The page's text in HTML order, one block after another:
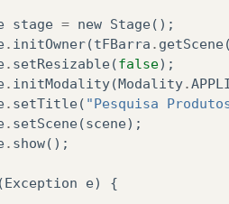
stage = new Stage();
. initOwner(tFBarra . getScene
. setResizable(false);
. initModality(Modality.
. setTitle( "Pesquisa
. setScene(scene);
. show();
(Exception e) {